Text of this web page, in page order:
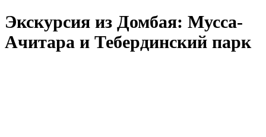
Экскурсия из Домбая: Мусса-
Ачитара и Тебердинский парк